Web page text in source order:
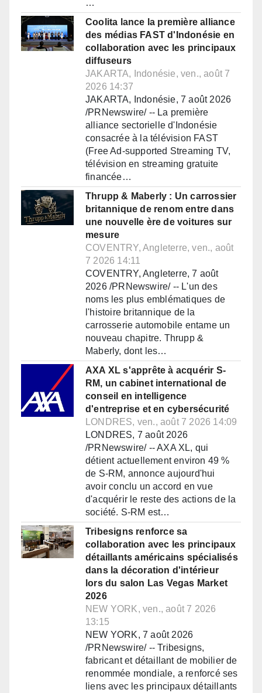
…
Coolita lance la première alliance
des médias FAST d'Indonésie en
collaboration avec les principaux
diffuseurs
JAKARTA, Indonésie, ven., août 7
2026 14:37
JAKARTA, Indonésie, 7 août 2026
/PRNewswire/ -- La première
alliance sectorielle d'Indonésie
consacrée à la télévision FAST
(Free Ad-supported Streaming TV,
télévision en streaming gratuite
financée…
Thrupp & Maberly : Un carrossier
britannique de renom entre dans
une nouvelle ère de voitures sur
mesure
COVENTRY, Angleterre, ven., août
7 2026 14:11
COVENTRY, Angleterre, 7 août
2026 /PRNewswire/ -- L'un des
noms les plus emblématiques de
l'histoire britannique de la
carrosserie automobile entame un
nouveau chapitre. Thrupp &
Maberly, dont les…
AXA XL s'apprête à acquérir S-
RM, un cabinet international de
conseil en intelligence
d'entreprise et en cybersécurité
LONDRES, ven., août 7 2026 14:09
LONDRES, 7 août 2026
/PRNewswire/ -- AXA XL, qui
détient actuellement environ 49 %
de S-RM, annonce aujourd'hui
avoir conclu un accord en vue
d'acquérir le reste des actions de la
société. S-RM est…
Tribesigns renforce sa
collaboration avec les principaux
détaillants américains spécialisés
dans la décoration d'intérieur
lors du salon Las Vegas Market
2026
NEW YORK, ven., août 7 2026
13:15
NEW YORK, 7 août 2026
/PRNewswire/ -- Tribesigns,
fabricant et détaillant de mobilier de
renommée mondiale, a renforcé ses
liens avec les principaux détaillants